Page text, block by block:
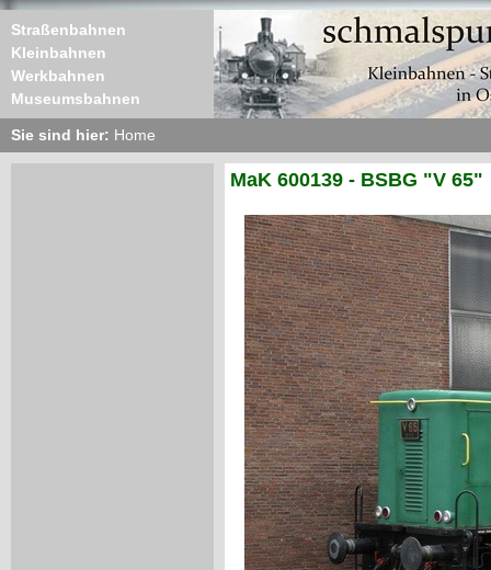
Straßenbahnen
Kleinbahnen
Werkbahnen
Museumsbahnen
Sie sind hier: Home
MaK 600139 - BSBG "V 65"